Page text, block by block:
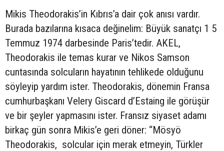
Mikis Theodorakis’in Kıbrıs’a dair çok anısı vardır.
Burada bazılarına kısaca değinelim: Büyük sanatçı 1 5
Temmuz 1974 darbesinde Paris’tedir. AKEL,
Theodorakis ile temas kurar ve Nikos Samson
cuntasında solcuların hayatının tehlikede olduğunu
söyleyip yardım ister. Theodorakis, dönemin Fransa
cumhurbaşkanı Velery Giscard d’Estaing ile görüşür
ve bir şeyler yapmasını ister. Fransız siyaset adamı
birkaç gün sonra Mikis’e geri döner: “Mösyö
Theodorakis, solcular için merak etmeyin, Türkler